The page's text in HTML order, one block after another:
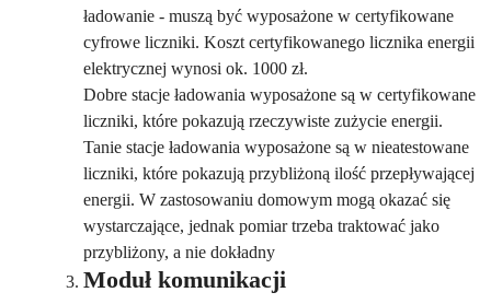
ładowanie - muszą być wyposażone w certyfikowane
cyfrowe liczniki. Koszt certyfikowanego licznika energii
elektrycznej wynosi ok. 1000 zł.
Dobre stacje ładowania wyposażone są w certyfikowane
liczniki, które pokazują rzeczywiste zużycie energii.
Tanie stacje ładowania wyposażone są w nieatestowane
liczniki, które pokazują przybliżoną ilość przepływającej
energii. W zastosowaniu domowym mogą okazać się
wystarczające, jednak pomiar trzeba traktować jako
przybliżony, a nie dokładny
Moduł komunikacji